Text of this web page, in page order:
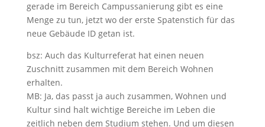
gerade im Bereich Campussanierung gibt es eine
Menge zu tun, jetzt wo der erste Spatenstich für das
neue Gebäude ID getan ist.
bsz: Auch das Kulturreferat hat einen neuen
Zuschnitt zusammen mit dem Bereich Wohnen
erhalten.
MB: Ja, das passt ja auch zusammen, Wohnen und
Kultur sind halt wichtige Bereiche im Leben die
zeitlich neben dem Studium stehen. Und um diesen